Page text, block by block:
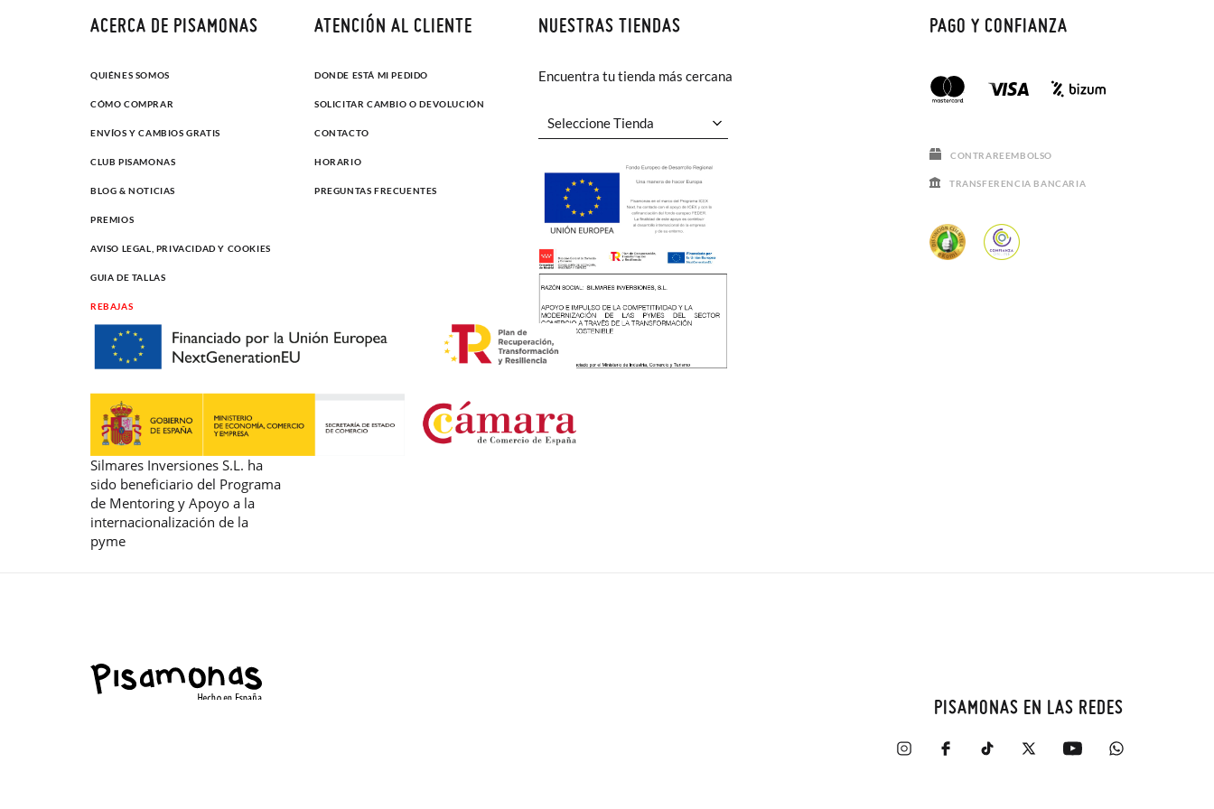
ACERCA DE PISAMONAS
QUIÉNES SOMOS
CÓMO COMPRAR
ENVÍOS Y CAMBIOS GRATIS
CLUB PISAMONAS
BLOG & NOTICIAS
PREMIOS
AVISO LEGAL, PRIVACIDAD Y COOKIES
GUIA DE TALLAS
REBAJAS
Silmares Inversiones S.L. ha
sido beneficiario del Programa
de Mentoring y Apoyo a la
internacionalización de la
pyme
ATENCIÓN AL CLIENTE
DONDE ESTÁ MI PEDIDO
SOLICITAR CAMBIO O DEVOLUCIÓN
CONTACTO
HORARIO
PREGUNTAS FRECUENTES
NUESTRAS TIENDAS
Encuentra tu tienda más cercana
PAGO Y CONFIANZA
CONTRAREEMBOLSO
TRANSFERENCIA BANCARIA
PISAMONAS EN LAS REDES